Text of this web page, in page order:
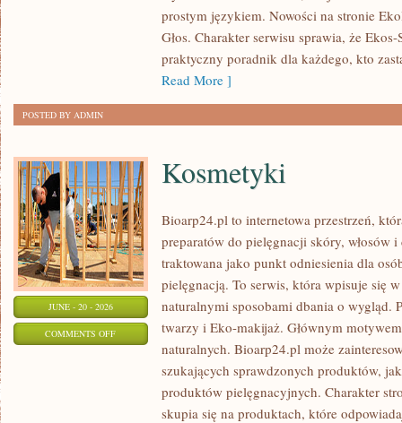
prostym językiem. Nowości na stronie
Głos. Charakter serwisu sprawia, że
praktyczny poradnik dla każdego, kto
Read More ]
POSTED BY ADMIN
JUNE - 20 - 2026
COMMENTS OFFON
KOSMETYKI
Kosmetyki
Bioarp24.pl to internetowa przestrzeń,
preparatów do pielęgnacji skóry, włosów i
traktowana jako punkt odniesienia dla
pielęgnacją. To serwis, która wpisuje się
naturalnymi sposobami dbania o wygląd.
twarzy i Eko-makijaż. Głównym
naturalnych. Bioarp24.pl może
szukających sprawdzonych produktów,
produktów pielęgnacyjnych. Charakter
skupia się na produktach, które